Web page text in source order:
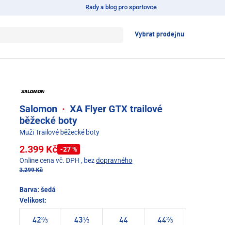
Rady a blog pro sportovce
Vybrat prodejnu
Salomon · XA Flyer GTX trailové
běžecké boty
Muži Trailové běžecké boty
2.399 Kč -27 %
Online cena vč. DPH , bezdopravného
3.299 Kč
Barva: šedá
Velikost:
42⅔ 43⅓ 44 44⅔